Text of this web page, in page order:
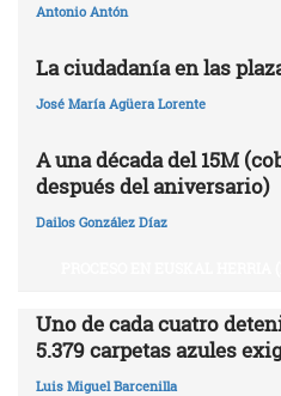
Antonio Antón
La ciudadanía en las
José María Agüera Lorente
A una década del 15M
después del aniversario)
Dailos González Díaz
Uno de cada cuatro
5.379 carpetas azules
Luis Miguel Barcenilla